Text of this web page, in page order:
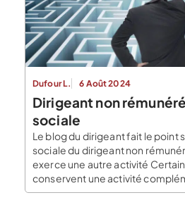
Dufour L. 6 Août 2024
Dirigeant non
sociale
Le blog du dirigeant fait le point
sociale du dirigeant non
exerce une autre activité
conservent une activité
créant leur entreprise, ils